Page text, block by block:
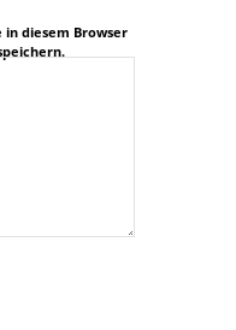
in diesem Browser